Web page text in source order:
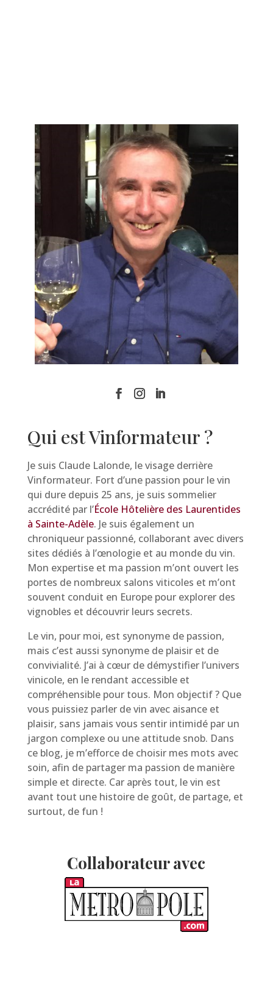
Qui est Vinformateur ?
Je suis Claude Lalonde, le visage derrière
Vinformateur. Fort d’une passion pour le vin
qui dure depuis 25 ans, je suis sommelier
accrédité par l’École Hôtelière des Laurentides
à Sainte-Adèle. Je suis également un
chroniqueur passionné, collaborant avec divers
sites dédiés à l’œnologie et au monde du vin.
Mon expertise et ma passion m’ont ouvert les
portes de nombreux salons viticoles et m’ont
souvent conduit en Europe pour explorer des
vignobles et découvrir leurs secrets.
Le vin, pour moi, est synonyme de passion,
mais c’est aussi synonyme de plaisir et de
convivialité. J’ai à cœur de démystifier l’univers
vinicole, en le rendant accessible et
compréhensible pour tous. Mon objectif ? Que
vous puissiez parler de vin avec aisance et
plaisir, sans jamais vous sentir intimidé par un
jargon complexe ou une attitude snob. Dans
ce blog, je m’efforce de choisir mes mots avec
soin, afin de partager ma passion de manière
simple et directe. Car après tout, le vin est
avant tout une histoire de goût, de partage, et
surtout, de fun !
Collaborateur avec